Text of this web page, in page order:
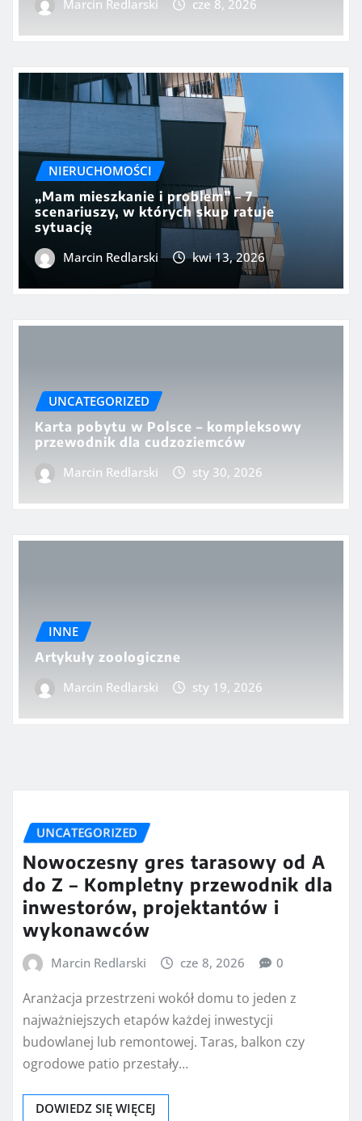
Marcin Redlarski
cze 8, 2026
NIERUCHOMOŚCI
„Mam mieszkanie i problem” – 7
scenariuszy, w których skup ratuje
sytuację
Marcin Redlarski
kwi 13, 2026
UNCATEGORIZED
Karta pobytu w Polsce – kompleksowy
przewodnik dla cudzoziemców
Marcin Redlarski
sty 30, 2026
INNE
Artykuły zoologiczne
Marcin Redlarski
sty 19, 2026
UNCATEGORIZED
Nowoczesny gres tarasowy od A
do Z – Kompletny przewodnik dla
inwestorów, projektantów i
wykonawców
Marcin Redlarski cze 8, 2026 0
Aranżacja przestrzeni wokół domu to jeden z
najważniejszych etapów każdej inwestycji
budowlanej lub remontowej. Taras, balkon czy
ogrodowe patio przestały…
DOWIEDZ SIĘ WIĘCEJ